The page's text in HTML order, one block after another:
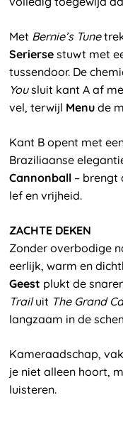
Met Bernie’s Tune
Serierse stuwt met
tussendoor. De
Yousluit kant A af
vel, terwijl Menu de
Kant B opent met
Braziliaanse
Cannonball – brengt
lef en vrijheid.
ZACHTE DEKEN
Zonder overbodige
eerlijk, warm en
Geest plukt de
Trailuit The Grand
langzaam in de
Kameraadschap,
je niet alleen hoort,
luisteren.